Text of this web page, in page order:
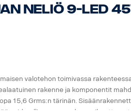
& S-ohjaamoihin, joissa on normaalit tai
mahdollista maavaraa varten, mutta
asennusohjeet toimitetaan mukana.
neliö 9-LED
valotehon toimivassa
rakenne ja komponentit
15,6 Grms:n tärinän.